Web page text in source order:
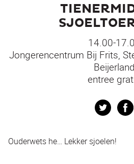
14.00-
Jongerencentrum Bij Frits,
Beijerland
entree
Twitter
Ouderwets he… Lekker sjoelen!